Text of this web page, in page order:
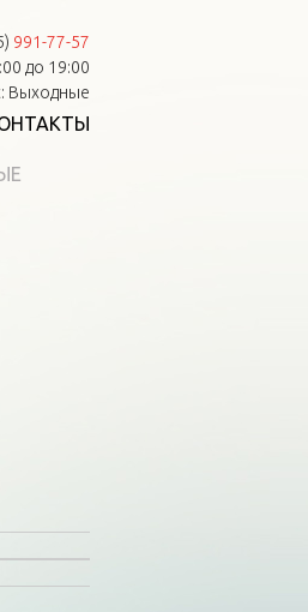
991-77-57
до 19:00
Выходные